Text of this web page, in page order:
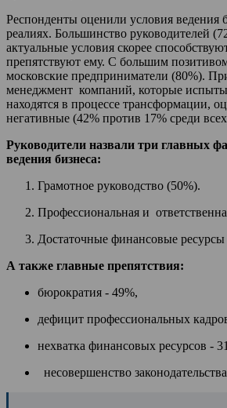
Респонденты оценили условия ведения
реалиях. Большинство руководителей
актуальные условия скорее
препятствуют ему. С большим
московские предприниматели (80%).
менеджмент компаний, которые
находятся в процессе трансформации,
негативные (42% против 17% среди
Руководители назвали три главных
ведения бизнеса:
Грамотное руководство (50%).
Профессиональная и
Достаточные финансовые
А также главные препятствия:
бюрократия - 49%,
дефицит профессиональных
нехватка финансовых ресурсов -
несовершенство